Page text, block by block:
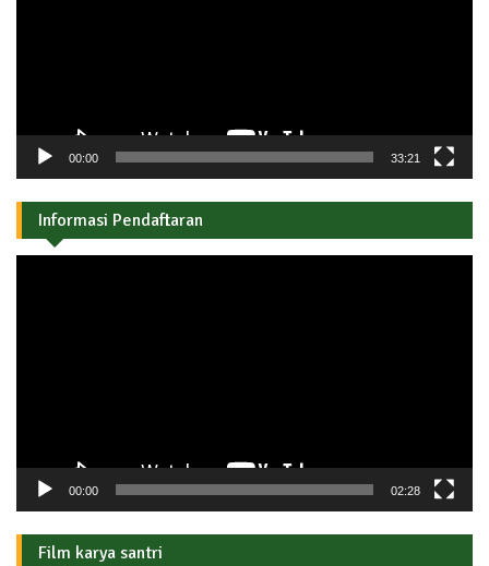
00:00 33:21
Informasi Pendaftaran
00:00 02:28
Film karya santri